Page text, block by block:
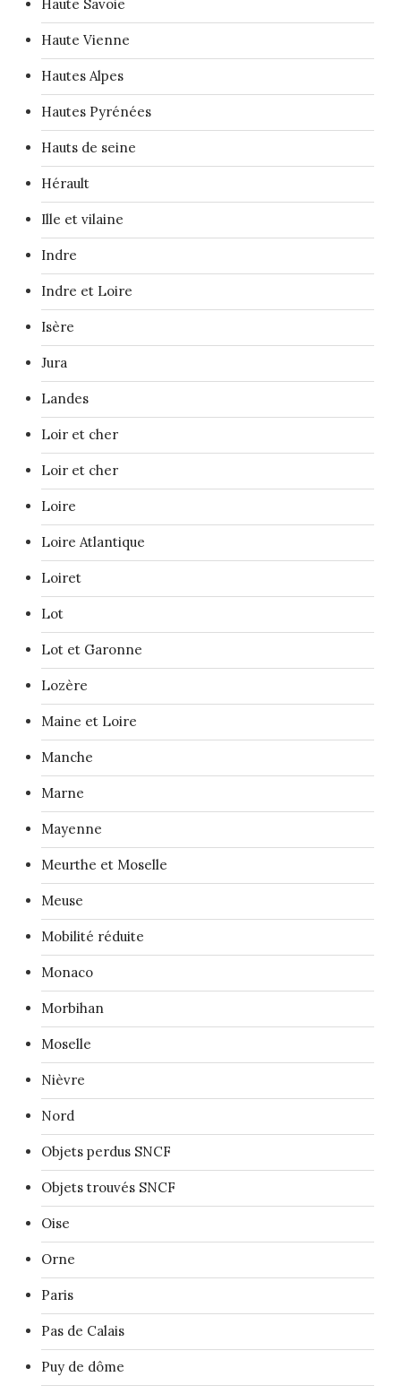
Haute Savoie
Haute Vienne
Hautes Alpes
Hautes Pyrénées
Hauts de seine
Hérault
Ille et vilaine
Indre
Indre et Loire
Isère
Jura
Landes
Loir et cher
Loir et cher
Loire
Loire Atlantique
Loiret
Lot
Lot et Garonne
Lozère
Maine et Loire
Manche
Marne
Mayenne
Meurthe et Moselle
Meuse
Mobilité réduite
Monaco
Morbihan
Moselle
Nièvre
Nord
Objets perdus SNCF
Objets trouvés SNCF
Oise
Orne
Paris
Pas de Calais
Puy de dôme